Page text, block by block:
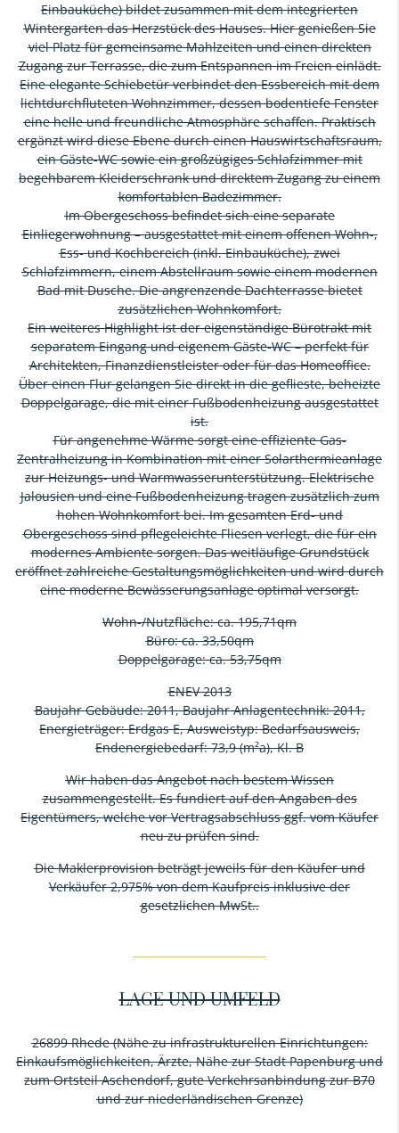
Einbauküche) bildet zusammen mit dem integrierten
Wintergarten das Herzstück des Hauses. Hier genießen Sie
viel Platz für gemeinsame Mahlzeiten und einen direkten
Zugang zur Terrasse, die zum Entspannen im Freien einlädt.
Eine elegante Schiebetür verbindet den Essbereich mit dem
lichtdurchfluteten Wohnzimmer, dessen bodentiefe Fenster
eine helle und freundliche Atmosphäre schaffen. Praktisch
ergänzt wird diese Ebene durch einen Hauswirtschaftsraum,
ein Gäste-WC sowie ein großzügiges Schlafzimmer mit
begehbarem Kleiderschrank und direktem Zugang zu einem
komfortablen Badezimmer.
Im Obergeschoss befindet sich eine separate
Einliegerwohnung – ausgestattet mit einem offenen Wohn-,
Ess- und Kochbereich (inkl. Einbauküche), zwei
Schlafzimmern, einem Abstellraum sowie einem modernen
Bad mit Dusche. Die angrenzende Dachterrasse bietet
zusätzlichen Wohnkomfort.
Ein weiteres Highlight ist der eigenständige Bürotrakt mit
separatem Eingang und eigenem Gäste-WC – perfekt für
Architekten, Finanzdienstleister oder für das Homeoffice.
Über einen Flur gelangen Sie direkt in die geflieste, beheizte
Doppelgarage, die mit einer Fußbodenheizung ausgestattet
ist.
Für angenehme Wärme sorgt eine effiziente Gas-
Zentralheizung in Kombination mit einer Solarthermieanlage
zur Heizungs- und Warmwasserunterstützung. Elektrische
Jalousien und eine Fußbodenheizung tragen zusätzlich zum
hohen Wohnkomfort bei. Im gesamten Erd- und
Obergeschoss sind pflegeleichte Fliesen verlegt, die für ein
modernes Ambiente sorgen. Das weitläufige Grundstück
eröffnet zahlreiche Gestaltungsmöglichkeiten und wird durch
eine moderne Bewässerungsanlage optimal versorgt.
Wohn-/Nutzfläche: ca. 195,71qm
Büro: ca. 33,50qm
Doppelgarage: ca. 53,75qm
ENEV 2013
Baujahr Gebäude: 2011, Baujahr Anlagentechnik: 2011,
Energieträger: Erdgas E, Ausweistyp: Bedarfsausweis,
Endenergiebedarf: 73,9 (m²a), Kl. B
Wir haben das Angebot nach bestem Wissen
zusammengestellt. Es fundiert auf den Angaben des
Eigentümers, welche vor Vertragsabschluss ggf. vom Käufer
neu zu prüfen sind.
Die Maklerprovision beträgt jeweils für den Käufer und
Verkäufer 2,975% von dem Kaufpreis inklusive der
gesetzlichen MwSt..
LAGE UND UMFELD
26899 Rhede (Nähe zu infrastrukturellen Einrichtungen:
Einkaufsmöglichkeiten, Ärzte, Nähe zur Stadt Papenburg und
zum Ortsteil Aschendorf, gute Verkehrsanbindung zur B70
und zur niederländischen Grenze)